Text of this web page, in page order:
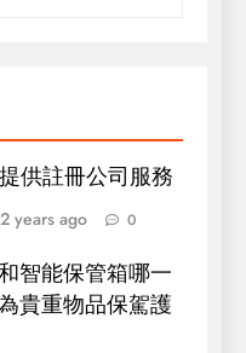
供註冊公司服務
2 years ago 0
智能保管箱哪一
貴重物品保駕護